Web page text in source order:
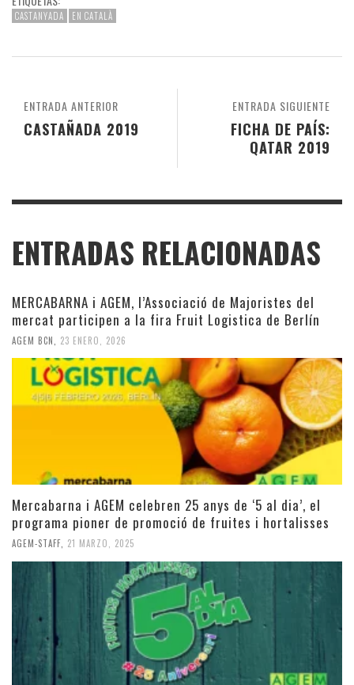
CASTANYADA EN CATALÀ
ENTRADA SIGUIENTE
FICHA DE PAÍS:
QATAR 2019
ENTRADA ANTERIOR
CASTAÑADA 2019
ENTRADAS RELACIONADAS
MERCABARNA i AGEM, l’Associació de Majoristes del
mercat participen a la fira Fruit Logistica de Berlín
AGEM BCN 23 ENERO, 2026
Mercabarna i AGEM celebren 25 anys de ‘5 al dia’, el
programa pioner de promoció de fruites i hortalisses
AGEM-STAFF 21 MARZO, 2025